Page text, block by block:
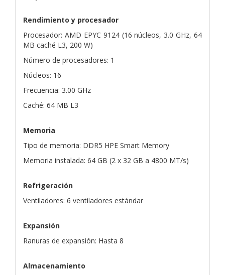
Rendimiento y procesador
Procesador: AMD EPYC 9124 (16 núcleos, 3.0 GHz, 64
MB caché L3, 200 W)
Número de procesadores: 1
Núcleos: 16
Frecuencia: 3.00 GHz
Caché: 64 MB L3
Memoria
Tipo de memoria: DDR5 HPE Smart Memory
Memoria instalada: 64 GB (2 x 32 GB a 4800 MT/s)
Refrigeración
Ventiladores: 6 ventiladores estándar
Expansión
Ranuras de expansión: Hasta 8
Almacenamiento